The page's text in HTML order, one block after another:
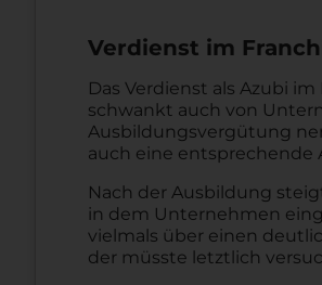
Verdienst im
Das Verdienst als Azubi
schwankt auch von
Ausbildungsvergütung
auch eine entsprechende
Nach der Ausbildung
in dem Unternehmen
vielmals über einen
der müsste letztlich